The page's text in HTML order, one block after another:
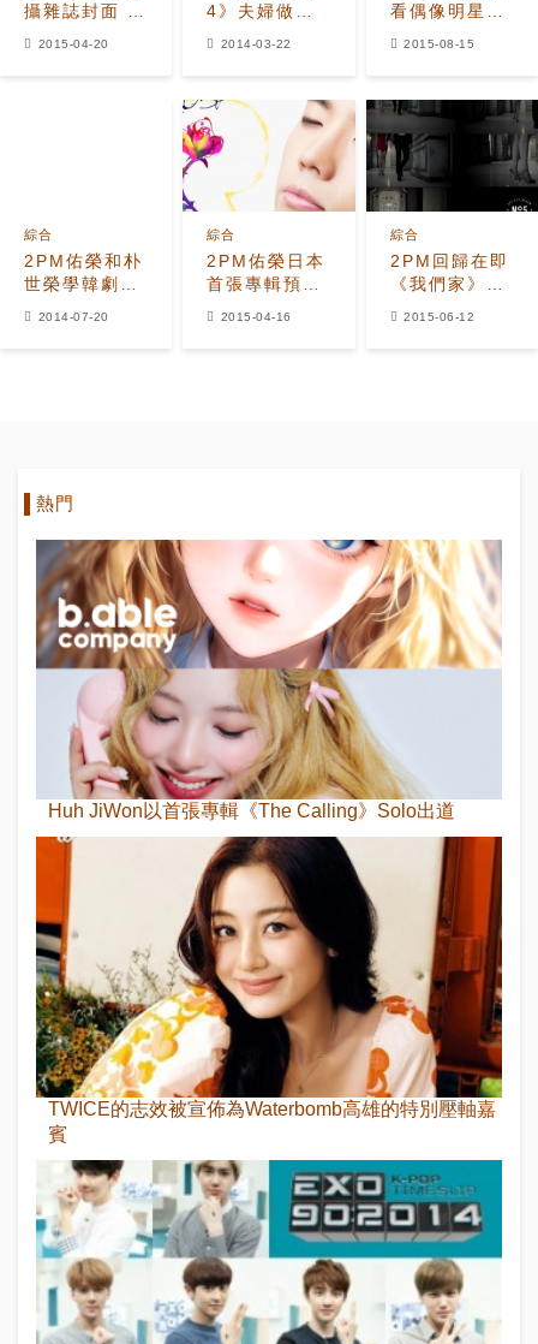
攝雜誌封面 談
2015-04-20
4》夫婦做客
2014-03-22
看偶像明星智
2015-08-15
2PM佑榮和朴
世榮學韓劇耍
綜合
2014-07-20
2PM佑榮日本
首張專輯預售
綜合
2015-04-16
2PM回歸在即
《我們家》預
綜合
2015-06-12
熱門
Huh JiWon以首張專輯《The Calling》Solo出道
TWICE的志效被宣佈為Waterbomb高雄的特別壓軸嘉
賓